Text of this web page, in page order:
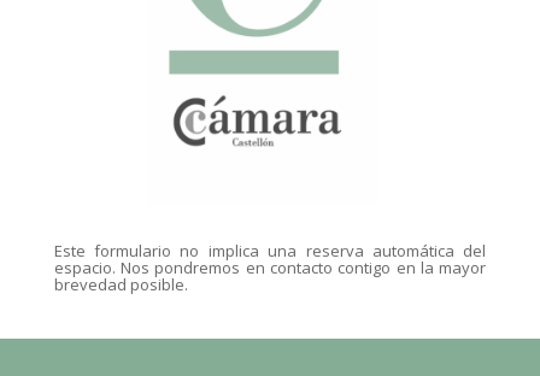
Este formulario no implica una reserva automática del
espacio. Nos pondremos en contacto contigo en la mayor
brevedad posible.